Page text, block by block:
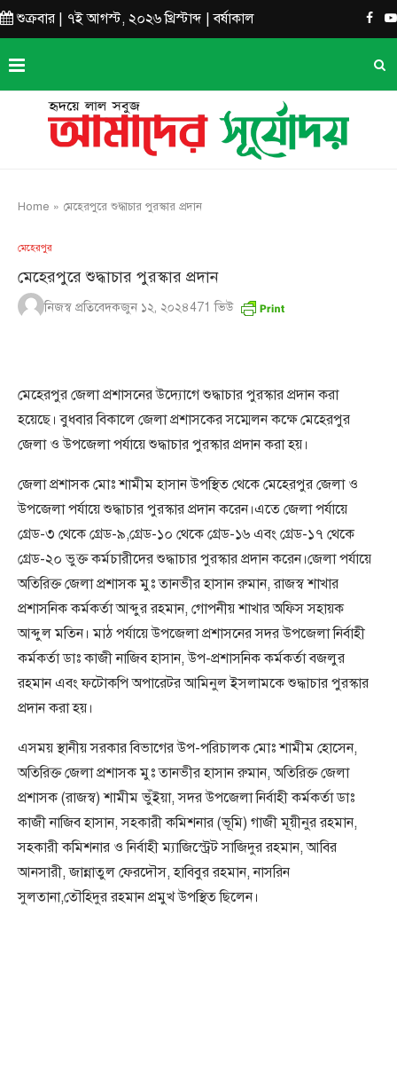
শুক্রবার | ৭ই আগস্ট, ২০২৬ খ্রিস্টাব্দ | বর্ষাকাল
Home » মেহেরপুরে শুদ্ধাচার পুরস্কার প্রদান
মেহেরপুর
মেহেরপুরে শুদ্ধাচার পুরস্কার প্রদান
নিজস্ব প্রতিবেদকজুন ১২, ২০২৪471 ভিউ
মেহেরপুর জেলা প্রশাসনের উদ্যোগে শুদ্ধাচার পুরস্কার প্রদান করা
হয়েছে। বুধবার বিকালে জেলা প্রশাসকের সম্মেলন কক্ষে মেহেরপুর
জেলা ও উপজেলা পর্যায়ে শুদ্ধাচার পুরস্কার প্রদান করা হয়।
জেলা প্রশাসক মোঃ শামীম হাসান উপস্থিত থেকে মেহেরপুর জেলা ও
উপজেলা পর্যায়ে শুদ্ধাচার পুরস্কার প্রদান করেন।এতে জেলা পর্যায়ে
গ্রেড-৩ থেকে গ্রেড-৯,গ্রেড-১০ থেকে গ্রেড-১৬ এবং গ্রেড-১৭ থেকে
গ্রেড-২০ ভুক্ত কর্মচারীদের শুদ্ধাচার পুরস্কার প্রদান করেন।জেলা পর্যায়ে
অতিরিক্ত জেলা প্রশাসক মুঃ তানভীর হাসান রুমান, রাজস্ব শাখার
প্রশাসনিক কর্মকর্তা আব্দুর রহমান, গোপনীয় শাখার অফিস সহায়ক
আব্দুল মতিন। মাঠ পর্যায়ে উপজেলা প্রশাসনের সদর উপজেলা নির্বাহী
কর্মকর্তা ডাঃ কাজী নাজিব হাসান, উপ-প্রশাসনিক কর্মকর্তা বজলুর
রহমান এবং ফটোকপি অপারেটর আমিনুল ইসলামকে শুদ্ধাচার পুরস্কার
প্রদান করা হয়।
এসময় স্থানীয় সরকার বিভাগের উপ-পরিচালক মোঃ শামীম হোসেন,
অতিরিক্ত জেলা প্রশাসক মুঃ তানভীর হাসান রুমান, অতিরিক্ত জেলা
প্রশাসক (রাজস্ব) শামীম ভুঁইয়া, সদর উপজেলা নির্বাহী কর্মকর্তা ডাঃ
কাজী নাজিব হাসান, সহকারী কমিশনার (ভূমি) গাজী মূয়ীনুর রহমান,
সহকারী কমিশনার ও নির্বাহী ম্যাজিস্ট্রেট সাজিদুর রহমান, আবির
আনসারী, জান্নাতুল ফেরদৌস, হাবিবুর রহমান, নাসরিন
সুলতানা,তৌহিদুর রহমান প্রমুখ উপস্থিত ছিলেন।